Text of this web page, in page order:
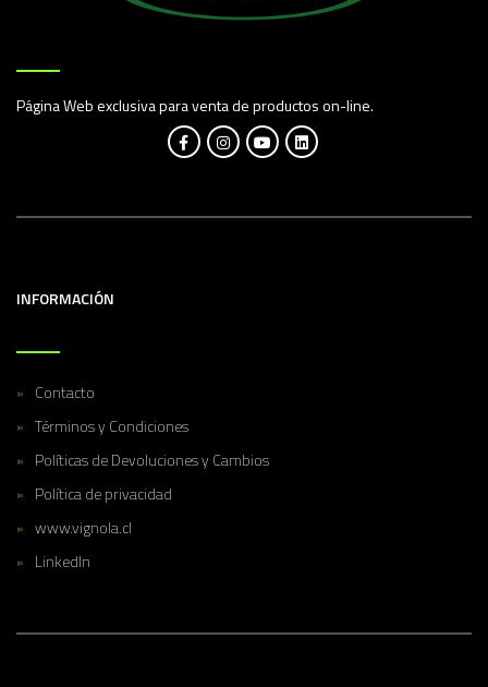
Página Web exclusiva para venta de productos on-line.
INFORMACIÓN
Contacto
Términos y Condiciones
Políticas de Devoluciones y Cambios
Política de privacidad
www.vignola.cl
LinkedIn